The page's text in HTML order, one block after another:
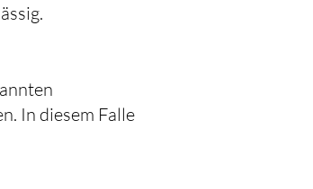
In diesem Falle